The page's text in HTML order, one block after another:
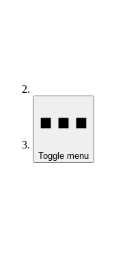
Toggle menu